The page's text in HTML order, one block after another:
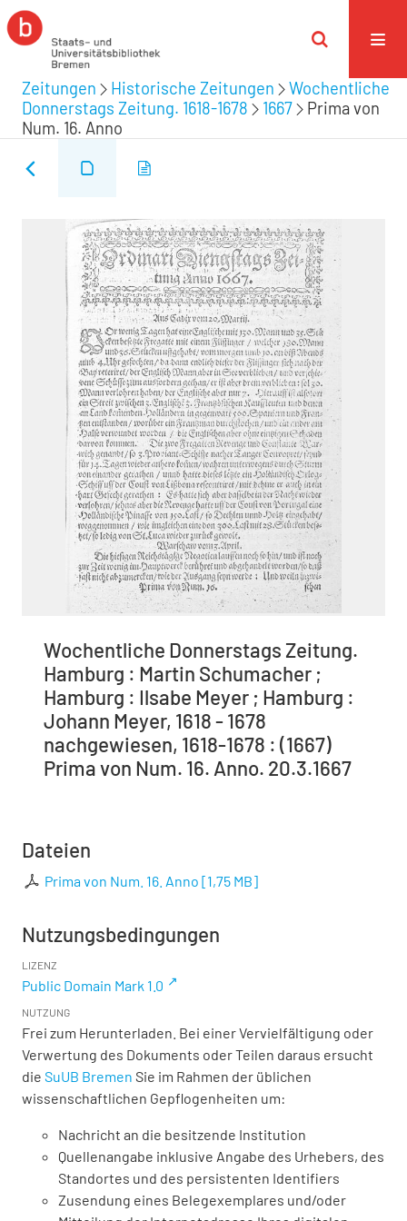
Zeitungen Historische Zeitungen
Wochentliche
Donnerstags Zeitung. 1618-1678
1667
Prima von
Num. 16. Anno
Wochentliche Donnerstags Zeitung.
Hamburg : Martin Schumacher ;
Hamburg : Ilsabe Meyer ; Hamburg :
Johann Meyer, 1618 - 1678
nachgewiesen, 1618-1678 : (1667)
Prima von Num. 16. Anno. 20.3.1667
Dateien
Prima von Num. 16. Anno [1,75 MB]
Nutzungsbedingungen
LIZENZ
Public Domain Mark 1.0
NUTZUNG
Frei zum Herunterladen. Bei einer Vervielfältigung oder
Verwertung des Dokuments oder Teilen daraus ersucht
die SuUB Bremen Sie im Rahmen der üblichen
wissenschaftlichen Gepflogenheiten um:
Nachricht an die besitzende Institution
Quellenangabe inklusive Angabe des Urhebers, des
Standortes und des persistenten Identifiers
Zusendung eines Belegexemplares und/oder